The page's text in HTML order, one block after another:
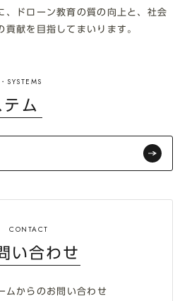
、ドローン教育の質の向上と、社会
貢献を目指してまいります。
ム
い合わせ
ムからのお問い合わせ